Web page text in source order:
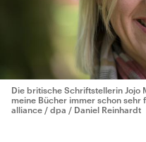
Die britische Schriftstellerin Jojo
meine Bücher immer schon sehr
alliance / dpa / Daniel Reinhardt